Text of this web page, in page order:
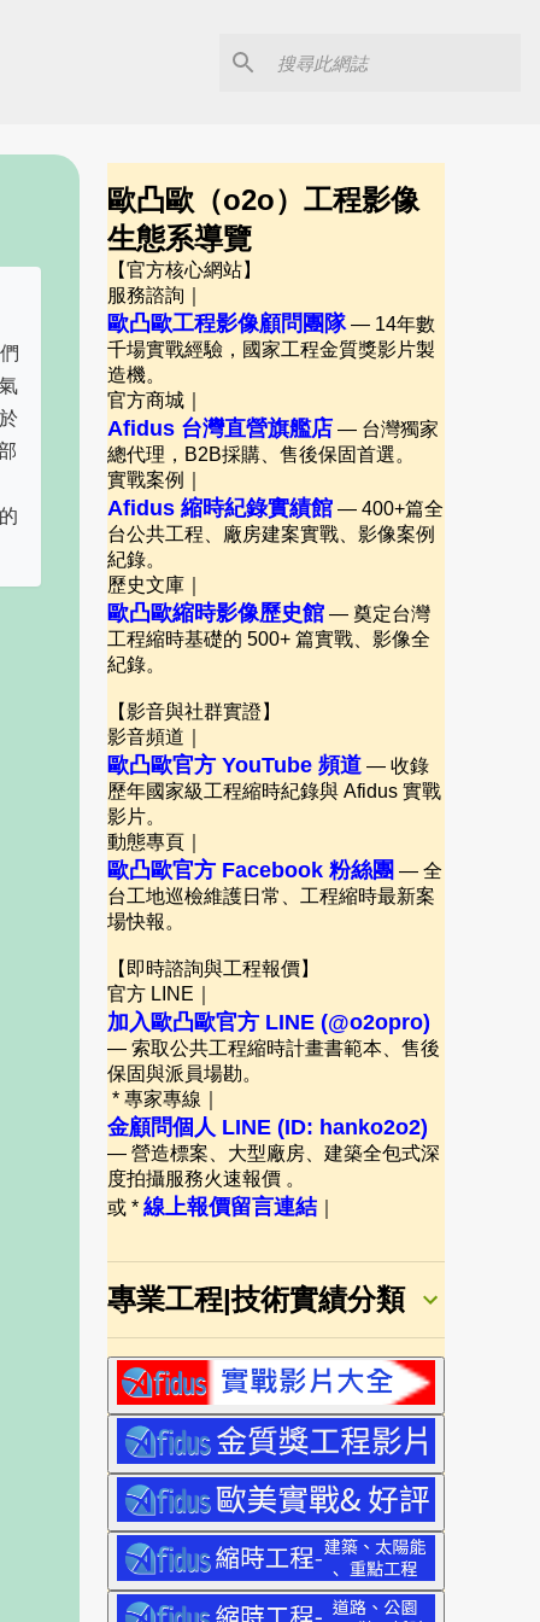
歐凸歐（o2o）工程影像
生態系導覽
【官方核心網站】
服務諮詢｜
歐凸歐工程影像顧問團隊— 14年數
千場實戰經驗，國家工程金質獎影片製
造機。
官方商城｜
Afidus 台灣直營旗艦店 — 台灣獨家
總代理，B2B採購、售後保固首選。
實戰案例｜
Afidus 縮時紀錄實績館— 400+篇全
台公共工程、廠房建案實戰、影像案例
紀錄。
歷史文庫｜
歐凸歐縮時影像歷史館— 奠定台灣
工程縮時基礎的 500+ 篇實戰、影像全
紀錄。
【影音與社群實證】
影音頻道｜
歐凸歐官方 YouTube 頻道— 收錄
歷年國家級工程縮時紀錄與 Afidus 實戰
影片。
動態專頁｜
歐凸歐官方 Facebook 粉絲團 — 全
台工地巡檢維護日常、工程縮時最新案
場快報。
【即時諮詢與工程報價】
官方 LINE｜
加入歐凸歐官方 LINE (@o2opro)
— 索取公共工程縮時計畫書範本、售後
保固與派員場勘。
* 專家專線｜
金顧問個人 LINE (ID: hanko2o2)
— 營造標案、大型廠房、建築全包式深
度拍攝服務火速報價 。
或 * 線上報價留言連結｜
專業工程|技術實績分類